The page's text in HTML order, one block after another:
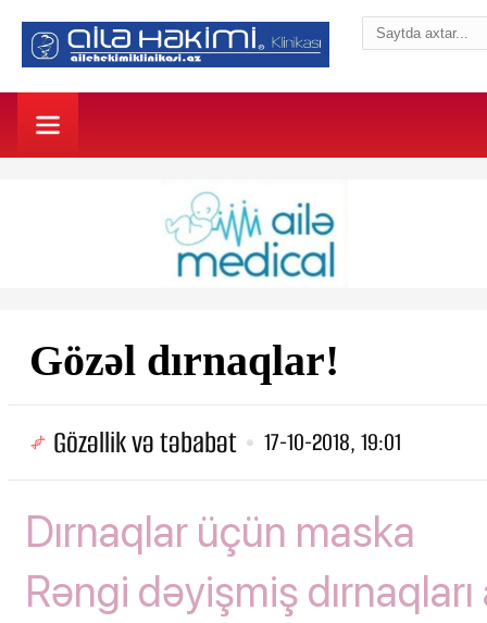
Gözəl dırnaqlar!
Gözəllik və təbabət 17-10-2018, 19:01
Dırnaqlar üçün maska
Rəngi dəyişmiş